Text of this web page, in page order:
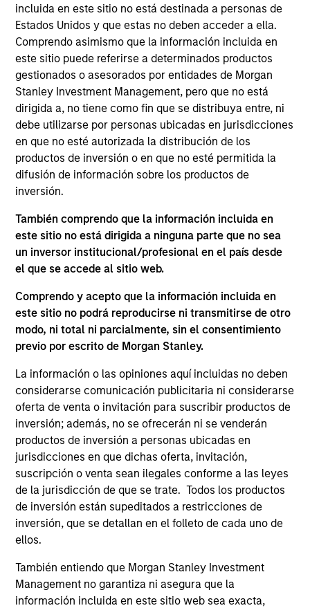
incluida en este sitio no está destinada a personas de
Estados Unidos y que estas no deben acceder a ella.
Comprendo asimismo que la información incluida en
este sitio puede referirse a determinados productos
gestionados o asesorados por entidades de Morgan
Stanley Investment Management, pero que no está
dirigida a, no tiene como fin que se distribuya entre, ni
debe utilizarse por personas ubicadas en jurisdicciones
en que no esté autorizada la distribución de los
productos de inversión o en que no esté permitida la
difusión de información sobre los productos de
inversión.
También comprendo que la información incluida en
este sitio no está dirigida a ninguna parte que no sea
un inversor institucional/profesional en el país desde
el que se accede al sitio web.
Comprendo y acepto que la información incluida en
este sitio no podrá reproducirse ni transmitirse de otro
modo, ni total ni parcialmente, sin el consentimiento
previo por escrito de Morgan Stanley.
La información o las opiniones aquí incluidas no deben
considerarse comunicación publicitaria ni considerarse
oferta de venta o invitación para suscribir productos de
inversión; además, no se ofrecerán ni se venderán
productos de inversión a personas ubicadas en
jurisdicciones en que dichas oferta, invitación,
suscripción o venta sean ilegales conforme a las leyes
de la jurisdicción de que se trate. Todos los productos
de inversión están supeditados a restricciones de
inversión, que se detallan en el folleto de cada uno de
ellos.
También entiendo que Morgan Stanley Investment
Management no garantiza ni asegura que la
información incluida en este sitio web sea exacta,
hospital chain offering a diversified portfolio of
services with particular strength in its surgical
procedures. The One & Only brand is well
recognized by local customers as a symbol for
quality, service and safety.
Investment Team
Morgan Stanley Private Equity Asia
As of July 25, 2025. The above is provided for informational
and educational purposes only. There is no guarantee that
the investment mentioned resulted in positive performance
(for realized holdings), or will perform well in the future (for
current holdings). The trademarks and service marks above
on this website has not been authorized, sponsored, or
otherwise approved by such owners. By clicking on any
links shown here, you agree that you are navigating to a
third party site. We are providing these hyperlinks to you
only as a convenience and the inclusion of any hyperlink is
investigation, verification or monitoring by us of any
information contained in any hyperlinked site. In no event
shall we be responsible for the information contained on
the site or your use of such site.